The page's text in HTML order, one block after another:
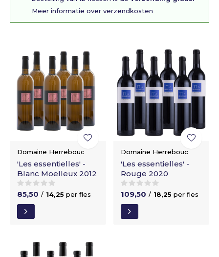
Meer informatie over verzendkosten
Domaine Herrebouc
'Les essentielles' -
Blanc Moelleux 2012
85,50 / 14,25 per fles
Domaine Herrebouc
'Les essentielles' -
Rouge 2020
109,50 / 18,25 per fles